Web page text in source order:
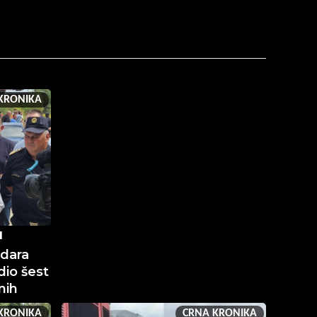
šest
CRNA KRONIKA